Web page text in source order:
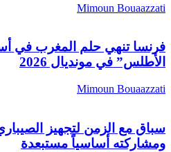
Mimoun Bouaazzati
فرنسا تنهي حلم المغرب في
الأطلس” في مونديال 2026
Mimoun Bouaazzati
سباق مع الزمن لتجهيز
ومشاركته أساسياً مستبعدة